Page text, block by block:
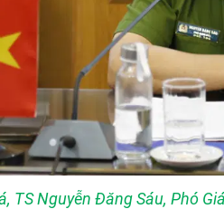
TS Nguyễn Đăng Sáu, Phó